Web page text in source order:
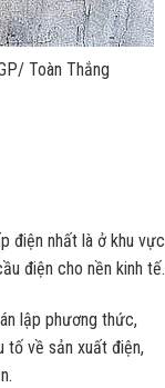
Toàn Thắng
điện nhất là ở khu vực
điện cho nền kinh tế.
lập phương thức,
tố về sản xuất điện,